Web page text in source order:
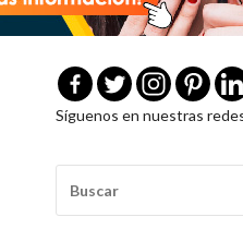
Síguenos en nuestras
POR: